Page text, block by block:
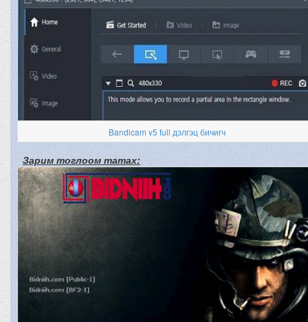
Bandicam v5 full дэлгэц бичигч
Зарим тоглоом татах: